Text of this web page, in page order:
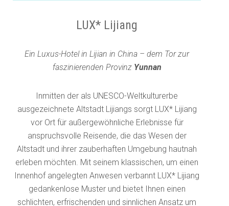
LUX* Lijiang
Ein Luxus-Hotel in Lijian in China – dem Tor zur
faszinierenden Provinz Yunnan
Inmitten der als UNESCO-Weltkulturerbe
ausgezeichnete Altstadt Lijiangs sorgt LUX* Lijiang
vor Ort für außergewöhnliche Erlebnisse für
anspruchsvolle Reisende, die das Wesen der
Altstadt und ihrer zauberhaften Umgebung hautnah
erleben möchten. Mit seinem klassischen, um einen
Innenhof angelegten Anwesen verbannt LUX* Lijiang
gedankenlose Muster und bietet Ihnen einen
schlichten, erfrischenden und sinnlichen Ansatz um